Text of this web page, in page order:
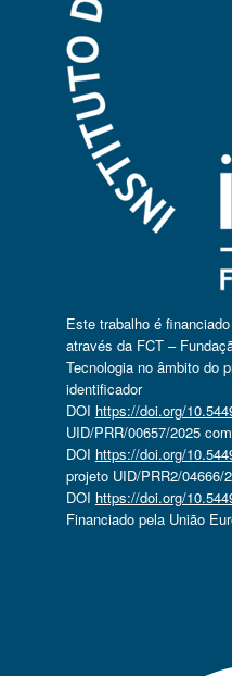
Este trabalho é
através da FCT –
Tecnologia no âmbito do
identificador
DOI https://doi.org/
UID/PRR/00657/2025
DOI https://doi.org/
projeto UID/PRR2/
DOI https://doi.org/
Financiado pela União